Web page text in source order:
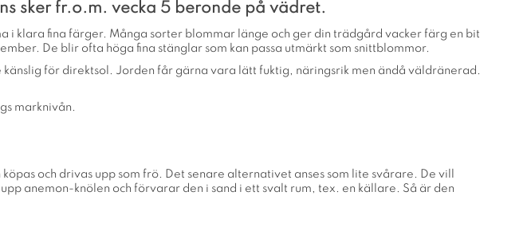
sker fr.o.m. vecka 5 beronde på vädret.
i klara fina färger. Många sorter blommar länge och ger din trädgård vacker färg en bit
De blir ofta höga fina stänglar som kan passa utmärkt som snittblommor.
för direktsol. Jorden får gärna vara lätt fuktig, näringsrik men ändå väldränerad.
marknivån.
och drivas upp som frö. Det senare alternativet anses som lite svårare. De vill
anemon-knölen och förvarar den i sand i ett svalt rum, tex. en källare. Så är den